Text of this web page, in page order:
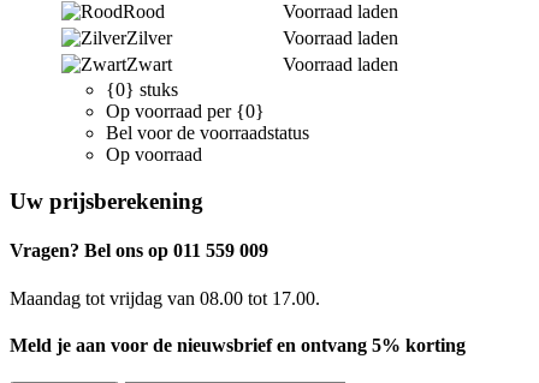
Rood
Voorraad laden
Zilver
Voorraad laden
Zwart
Voorraad laden
{0} stuks
Op voorraad per {0}
Bel voor de voorraadstatus
Op voorraad
Uw prijsberekening
Vragen? Bel ons op 011 559 009
Maandag tot vrijdag van 08.00 tot 17.00.
Meld je aan voor de nieuwsbrief en ontvang 5% korting